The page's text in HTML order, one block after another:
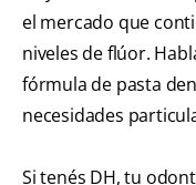
el mercado que
niveles de flúor.
fórmula de pasta
necesidades
Si tenés DH, tu